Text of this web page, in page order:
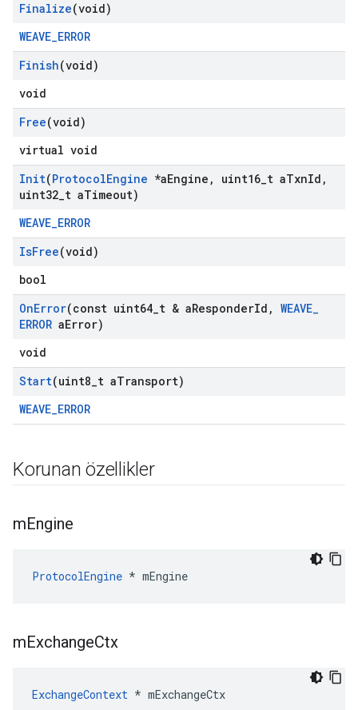
Finalize(void)
WEAVE_ERROR
Finish(void)
void
Free(void)
virtual void
Init(ProtocolEngine *aEngine , uint16 t aTxnId ,
uint32 t aTimeout)
WEAVE_ERROR
IsFree(void)
bool
OnError(const uint64 t & aResponderId , WEAVE_
ERROR aError)
void
Start(uint8 t aTransport)
WEAVE_ERROR
Korunan özellikler
mEngine
ProtocolEngine * mEngine
mExchangeCtx
ExchangeContext * mExchangeCtx